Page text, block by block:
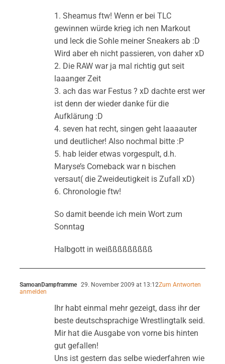
1. Sheamus ftw! Wenn er bei TLC
gewinnen würde krieg ich nen Markout
und leck die Sohle meiner Sneakers ab :D
Wird aber eh nicht passieren, von daher xD
2. Die RAW war ja mal richtig gut seit
laaanger Zeit
3. ach das war Festus ? xD dachte erst wer
ist denn der wieder danke für die
Aufklärung :D
4. seven hat recht, singen geht laaaauter
und deutlicher! Also nochmal bitte :P
5. hab leider etwas vorgespult, d.h.
Maryse’s Comeback war n bischen
versaut( die Zweideutigkeit is Zufall xD)
6. Chronologie ftw!
So damit beende ich mein Wort zum
Sonntag
Halbgott in weißßßßßßßßß
SamoanDampframme 29. November 2009 at 13:12Zum Antworten
anmelden
Ihr habt einmal mehr gezeigt, dass ihr der
beste deutschsprachige Wrestlingtalk seid.
Mir hat die Ausgabe von vorne bis hinten
gut gefallen!
Uns ist gestern das selbe wiederfahren wie